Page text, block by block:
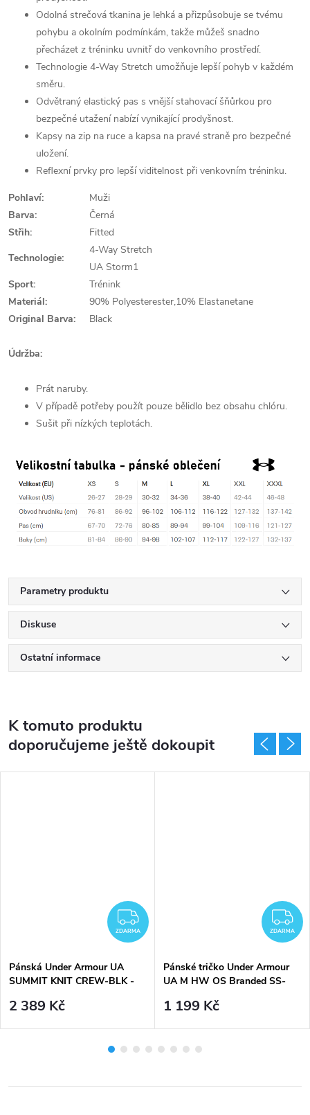
Odolná strečová tkanina je lehká a přizpůsobuje se tvému
pohybu a okolním podmínkám, takže můžeš snadno
přecházet z tréninku uvnitř do venkovního prostředí.
Technologie 4-Way Stretch umožňuje lepší pohyb v každém
směru.
Odvětraný elastický pas s vnější stahovací šňůrkou pro
bezpečné utažení nabízí vynikající prodyšnost.
Kapsy na zip na ruce a kapsa na pravé straně pro bezpečné
uložení.
Reflexní prvky pro lepší viditelnost při venkovním tréninku.
Pohlaví:
Muži
Barva:
Černá
Střih:
Fitted
Technologie:
4-Way Stretch
UA Storm1
Sport:
Trénink
Materiál:
90% Polyesterester,10% Elastanetane
Original Barva:
Black
Údržba:
Prát naruby.
V případě potřeby použít pouze bělidlo bez obsahu chlóru.
Sušit při nízkých teplotách.
Parametry produktu
Diskuse
Ostatní informace
K tomuto produktu
doporučujeme ještě dokoupit
ZDARMA
ZDARMA
Pánská Under Armour UA
SUMMIT KNIT CREW-BLK -
2 389 Kč
ZDARMA
Pánské tričko Under Armour
UA M HW OS Branded SS-
1 199 Kč